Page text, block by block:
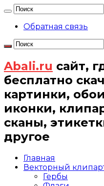
Обратная связь
Abali.ru сайт,
бесплатно
картинки,
иконки,
сканы,
другое
Главная
Векторный
Гербы